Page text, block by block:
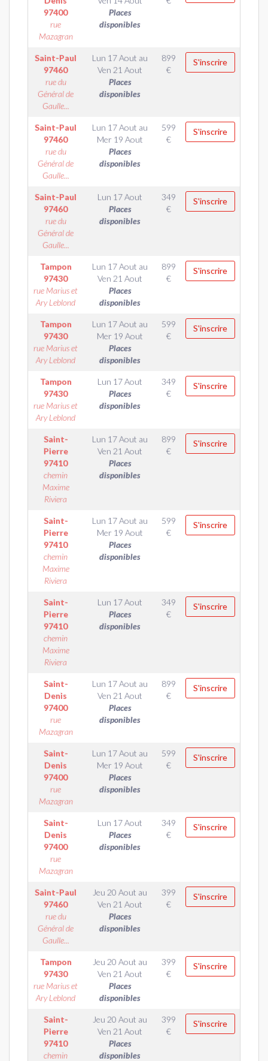
97400
rue
Mazagran
Places
disponibles
Saint-Paul
97460
rue du
Général de
Gaulle...
Lun 17 Aout au
Ven 21 Aout
Places
disponibles
899
€
S'inscrire
Saint-Paul
97460
rue du
Général de
Gaulle...
Lun 17 Aout au
Mer 19 Aout
Places
disponibles
599
€
S'inscrire
Saint-Paul
97460
rue du
Général de
Gaulle...
Lun 17 Aout
Places
disponibles
349
€
S'inscrire
Tampon
97430
rue Marius et
Ary Leblond
Lun 17 Aout au
Ven 21 Aout
Places
disponibles
899
€
S'inscrire
Tampon
97430
rue Marius et
Ary Leblond
Lun 17 Aout au
Mer 19 Aout
Places
disponibles
599
€
S'inscrire
Tampon
97430
rue Marius et
Ary Leblond
Lun 17 Aout
Places
disponibles
349
€
S'inscrire
Saint-
Pierre
97410
chemin
Maxime
Riviera
Lun 17 Aout au
Ven 21 Aout
Places
disponibles
899
€
S'inscrire
Saint-
Pierre
97410
chemin
Maxime
Riviera
Lun 17 Aout au
Mer 19 Aout
Places
disponibles
599
€
S'inscrire
Saint-
Pierre
97410
chemin
Maxime
Riviera
Lun 17 Aout
Places
disponibles
349
€
S'inscrire
Saint-
Denis
97400
rue
Mazagran
Lun 17 Aout au
Ven 21 Aout
Places
disponibles
899
€
S'inscrire
Saint-
Denis
97400
rue
Mazagran
Lun 17 Aout au
Mer 19 Aout
Places
disponibles
599
€
S'inscrire
Saint-
Denis
97400
rue
Mazagran
Lun 17 Aout
Places
disponibles
349
€
S'inscrire
Saint-Paul
97460
rue du
Général de
Gaulle...
Jeu 20 Aout au
Ven 21 Aout
Places
disponibles
399
€
S'inscrire
Tampon
97430
rue Marius et
Ary Leblond
Jeu 20 Aout au
Ven 21 Aout
Places
disponibles
399
€
S'inscrire
Saint-
Pierre
97410
chemin
Jeu 20 Aout au
Ven 21 Aout
Places
disponibles
399
€
S'inscrire